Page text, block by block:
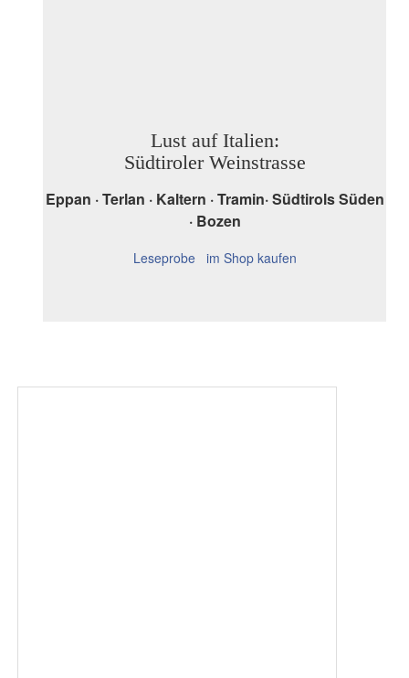
Lust auf Italien:
Südtiroler Weinstrasse
Eppan · Terlan · Kaltern · Tramin· Südtirols Süden
· Bozen
Leseprobe im Shop kaufen